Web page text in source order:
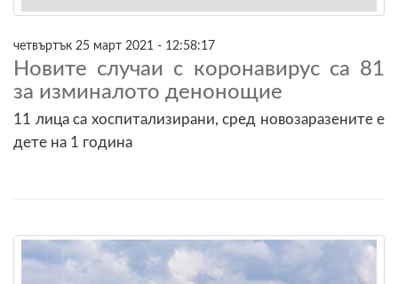
четвъртък 25 март 2021 - 12:58:17
Новите случаи с коронавирус са 81
за изминалото денонощие
11 лица са хоспитализирани, сред новозаразените е
дете на 1 година